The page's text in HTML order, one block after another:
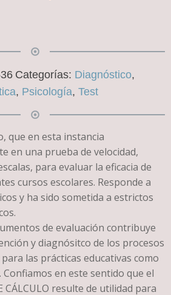
Categorías: Diagnóstico,
, Psicología, Test
que en esta instancia
en una prueba de velocidad,
para evaluar la eficacia de
cursos escolares. Responde a
y ha sido sometida a estrictos
de evaluación contribuye
y diagnósitco de los procesos
las prácticas educativas como
en este sentido que el
CÁLCULO resulte de utilidad para